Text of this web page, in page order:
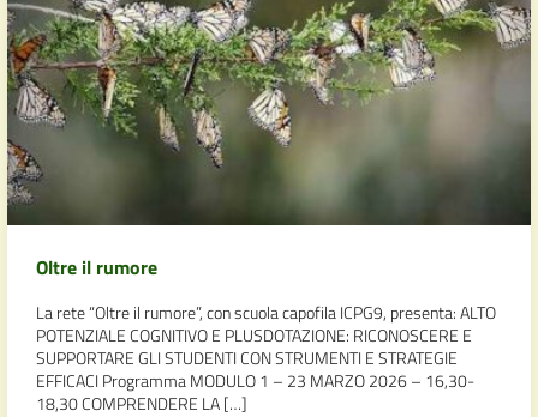
Oltre il rumore
La rete “Oltre il rumore”, con scuola capofila ICPG9, presenta: ALTO
POTENZIALE COGNITIVO E PLUSDOTAZIONE: RICONOSCERE E
SUPPORTARE GLI STUDENTI CON STRUMENTI E STRATEGIE
EFFICACI Programma MODULO 1 – 23 MARZO 2026 – 16,30-
18,30 COMPRENDERE LA […]